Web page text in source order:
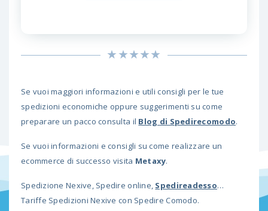
Se vuoi maggiori informazioni e utili consigli per le tue
spedizioni economiche oppure suggerimenti su come
preparare un pacco consulta il Blog di Spedirecomodo.
Se vuoi informazioni e consigli su come realizzare un
ecommerce di successo visita Metaxy.
Spedizione Nexive, Spedire online, Spedireadesso…
Tariffe Spedizioni Nexive con Spedire Comodo.